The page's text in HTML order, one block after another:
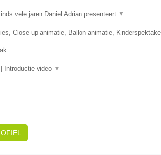
vele jaren Daniel Adrian presenteert ▼
Close-up animatie, Ballon animatie, Kinderspektakel
Introductie video ▼